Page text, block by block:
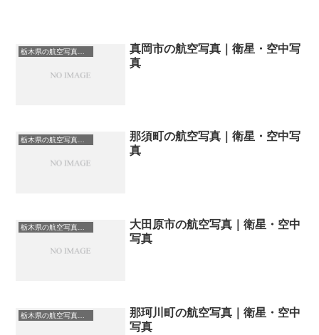
真岡市の航空写真｜衛星・空中写
真
那須町の航空写真｜衛星・空中写
真
栃木県の航空写真・空中写真
大田原市の航空写真｜衛星・空中
写真
那珂川町の航空写真｜衛星・空中
写真